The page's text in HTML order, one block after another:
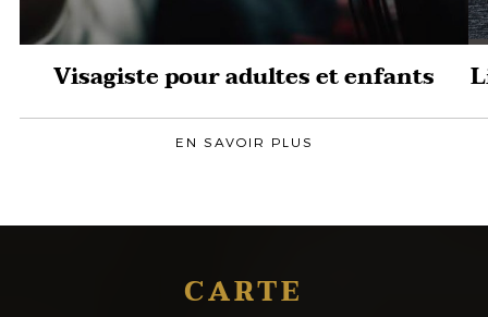
Visagiste pour adultes et enfants
EN SAVOIR PLUS
CARTE